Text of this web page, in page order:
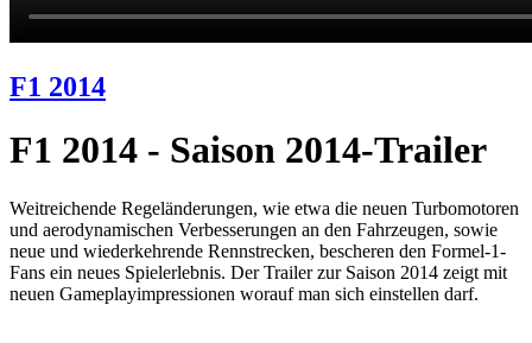
F1 2014
F1 2014 - Saison 2014-Trailer
Weitreichende Regeländerungen, wie etwa die neuen Turbomotoren
und aerodynamischen Verbesserungen an den Fahrzeugen, sowie
neue und wiederkehrende Rennstrecken, bescheren den Formel-1-
Fans ein neues Spielerlebnis. Der Trailer zur Saison 2014 zeigt mit
neuen Gameplayimpressionen worauf man sich einstellen darf.